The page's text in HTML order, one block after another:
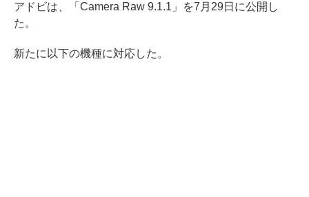
アドビは、「Camera Raw 9.1.1」を7月29日に公開し
た。
新たに以下の機種に対応した。